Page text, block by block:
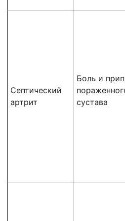
Септический
артрит
Боль и
сустава